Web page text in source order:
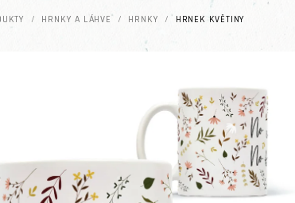
/ HRNKY A LÁHVE / HRNKY / HRNEK KVĚTINY